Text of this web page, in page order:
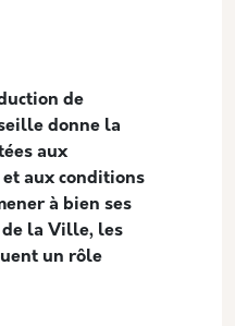
de
donne la
aux
aux conditions
à bien ses
de la Ville, les
un rôle